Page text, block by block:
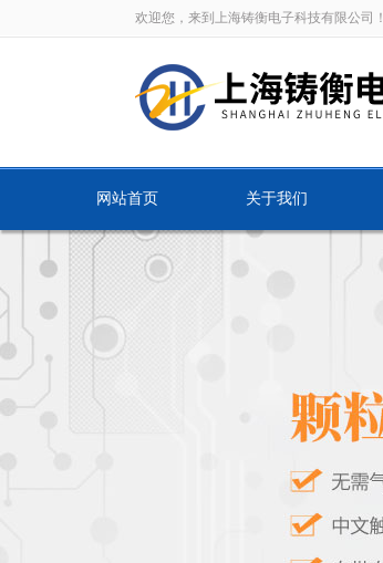
欢迎您，来到上海铸衡电子科技有限公司！
网站首页 关于我们